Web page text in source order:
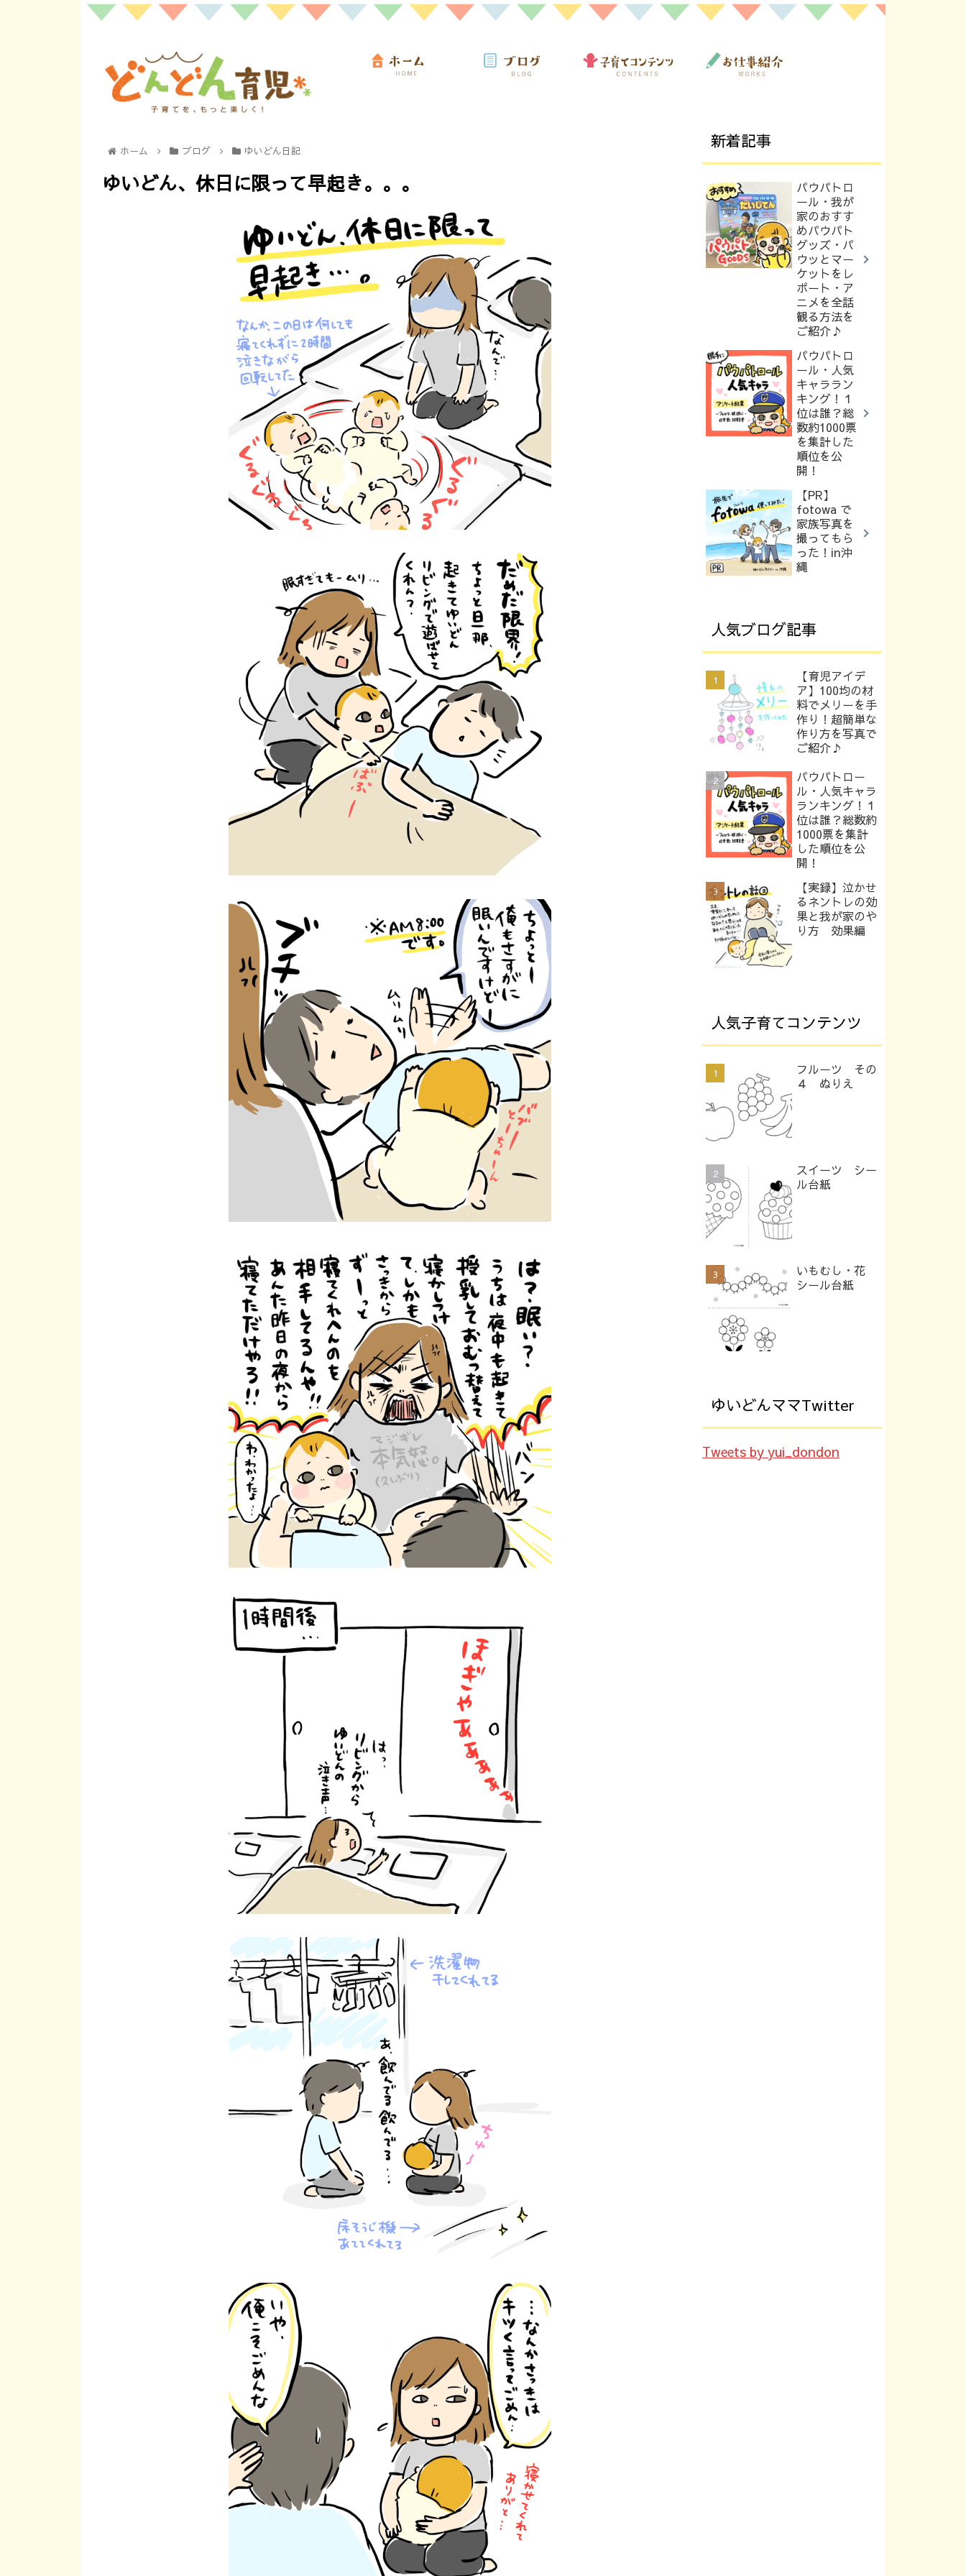
ホーム ブログ ゆいどん日記
ゆいどん、休日に限って早起き。。。
新着記事
パウパトロ
ール・我が
家のおすす
めパウパト
グッズ・パ
ウッとマー
ケットをレ
ポート・ア
ニメを全話
観る方法を
ご紹介♪
パウパトロ
ール・人気
キャララン
キング！１
位は誰？総
数約1000票
を集計した
順位を公
開！
【PR】
fotowa で
家族写真を
撮ってもら
った！in沖
縄
人気ブログ記事
【育児アイデ
ア】100均の材
料でメリーを手
作り！超簡単な
作り方を写真で
ご紹介♪
パウパトロー
ル・人気キャラ
ランキング！１
位は誰？総数約
1000票を集計
した順位を公
開！
【実録】泣かせ
るネントレの効
果と我が家のや
り方 効果編
人気子育てコンテンツ
フルーツ その
４ ぬりえ
スイーツ シー
ル台紙
いもむし・花
シール台紙
ゆいどんママTwitter
Tweets by yui_dondon